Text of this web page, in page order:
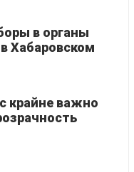
в органы
Хабаровском
крайне важно